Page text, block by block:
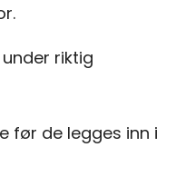
riktig
før de legges inn i